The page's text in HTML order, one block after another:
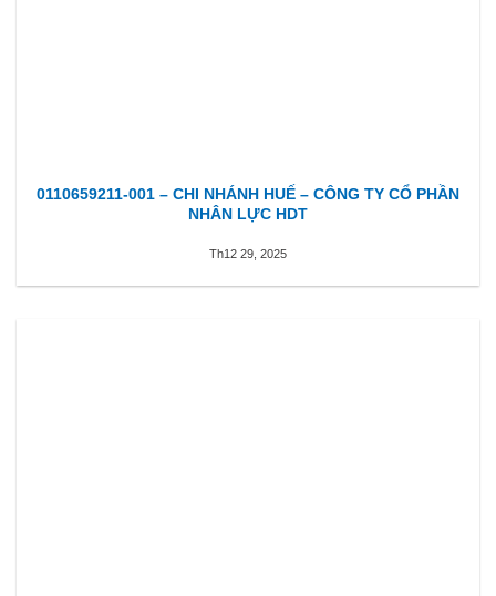
0110659211-001 – CHI NHÁNH HUẾ – CÔNG TY CỔ PHẦN
NHÂN LỰC HDT
Th12 29, 2025